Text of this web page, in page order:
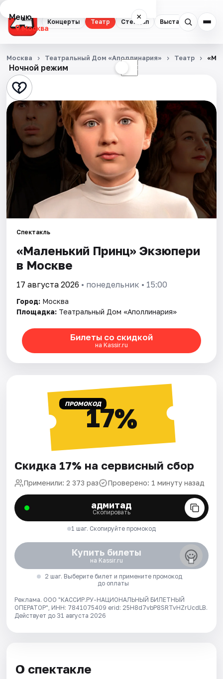
Концерты Театр Стендап Выставки
Меню ×
Москва
Концерты
Театр
Стендап
Выставки
Квесты
Экскурсии
Спорт
События
Города
Площадки
Рейтинги
Ночной режим ☾
Москва Театральный Дом «Аполлинария» Театр
Спектакль
«Маленький Принц» Экзюпери
в Москве
17 августа 2026 • понедельник • 15:00
Город: Москва
Площадка: Театральный Дом «Аполлинария»
Билеты со скидкой
на Kassir.ru
ПРОМОКОД17%
Скидка 17% на сервисный сбор
Применили: 2 373 раз Проверено: 1 минуту назад
адмитад
Скопировать
1 шаг. Скопируйте промокод
Купить билеты
на Kassir.ru
2 шаг. Выберите билет и примените промокод
до оплаты
Реклама. ООО "КАССИР.РУ-НАЦИОНАЛЬНЫЙ БИЛЕТНЫЙ
ОПЕРАТОР", ИНН: 7841075409 erid: 25H8d7vbP8SRTvHZrUcdLB.
Действует до 31 августа 2026
О спектакле